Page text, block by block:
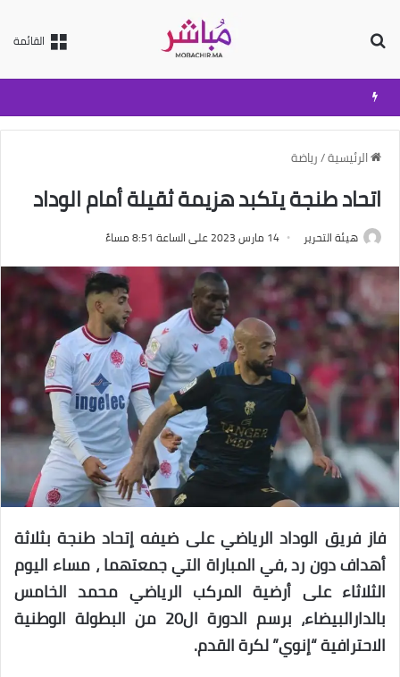
القائمة
الرئيسية/رياضة
اتحاد طنجة يتكبد هزيمة ثقيلة أمام الوداد
هيئة التحرير 14 مارس 2023 على الساعة 8:51 مساءً
فاز فريق الوداد الرياضي على ضيفه إتحاد طنجة بثلاثة
أهداف دون رد ،في المباراة التي جمعتهما ، مساء اليوم
الثلاثاء على أرضية المركب الرياضي محمد الخامس
بالدارالبيضاء، برسم الدورة ال20 من البطولة الوطنية
الاحترافية “إنوي” لكرة القدم.